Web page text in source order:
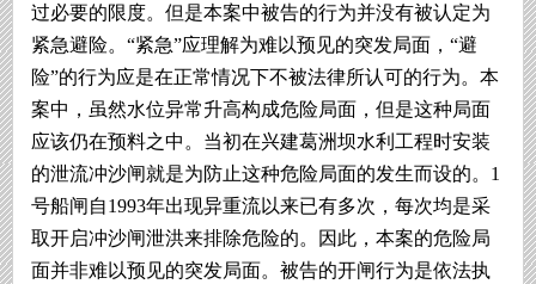
过必要的限度。但是本案中被告的行为并没有被认定为
紧急避险。“紧急”应理解为难以预见的突发局面，“避
险”的行为应是在正常情况下不被法律所认可的行为。本
案中，虽然水位异常升高构成危险局面，但是这种局面
应该仍在预料之中。当初在兴建葛洲坝水利工程时安装
的泄流冲沙闸就是为防止这种危险局面的发生而设的。1
号船闸自1993年出现异重流以来已有多次，每次均是采
取开启冲沙闸泄洪来排除危险的。因此，本案的危险局
面并非难以预见的突发局面。被告的开闸行为是依法执